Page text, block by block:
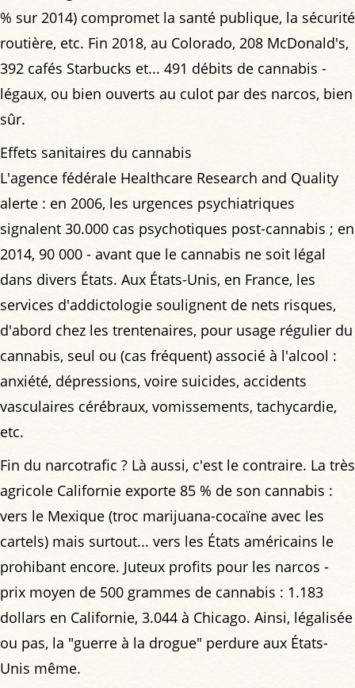
% sur 2014) compromet la santé publique, la sécurité
routière, etc. Fin 2018, au Colorado, 208 McDonald's,
392 cafés Starbucks et... 491 débits de cannabis -
légaux, ou bien ouverts au culot par des narcos, bien
sûr.
Effets sanitaires du cannabis
L'agence fédérale Healthcare Research and Quality
alerte : en 2006, les urgences psychiatriques
signalent 30.000 cas psychotiques post-cannabis ; en
2014, 90 000 - avant que le cannabis ne soit légal
dans divers États. Aux États-Unis, en France, les
services d'addictologie soulignent de nets risques,
d'abord chez les trentenaires, pour usage régulier du
cannabis, seul ou (cas fréquent) associé à l'alcool :
anxiété, dépressions, voire suicides, accidents
vasculaires cérébraux, vomissements, tachycardie,
etc.
Fin du narcotrafic ? Là aussi, c'est le contraire. La très
agricole Californie exporte 85 % de son cannabis :
vers le Mexique (troc marijuana-cocaïne avec les
cartels) mais surtout... vers les États américains le
prohibant encore. Juteux profits pour les narcos -
prix moyen de 500 grammes de cannabis : 1.183
dollars en Californie, 3.044 à Chicago. Ainsi, légalisée
ou pas, la "guerre à la drogue" perdure aux États-
Unis même.